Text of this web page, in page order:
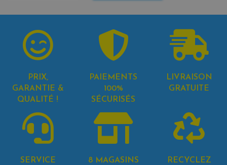
PRIX,
GARANTIE &
QUALITÉ !
PAIEMENTS
100%
SÉCURISÉS
LIVRAISON
GRATUITE
SERVICE
8 MAGASINS
RECYCLEZ